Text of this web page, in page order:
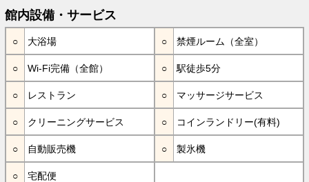
館内設備・サービス
大浴場 禁煙ルーム（全室）
Wi-Fi完備（全館） 駅徒歩5分
レストラン マッサージサービス
クリーニングサービス コインランドリー(有料)
自動販売機 製氷機
宅配便